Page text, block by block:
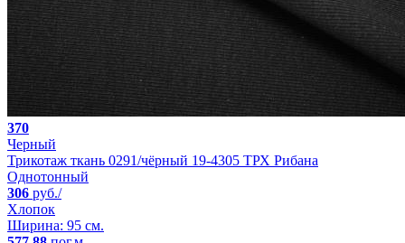
370
Черный
Трикотаж ткань 0291/чёрный 19-4305 ТРХ Рибана
Однотонный
306 руб./
Хлопок
Ширина: 95 см.